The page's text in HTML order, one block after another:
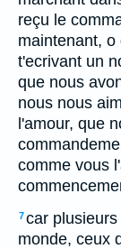
reçu le
maintenant,
t'ecrivant un
que nous
nous nous
l'amour, que
comme vous
7car
monde, ceux